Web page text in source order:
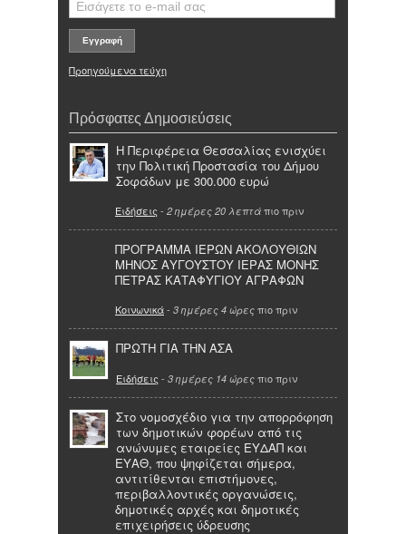
Προηγούμενα τεύχη
Πρόσφατες Δημοσιεύσεις
Η Περιφέρεια Θεσσαλίας ενισχύει
την Πολιτική Προστασία του Δήμου
Σοφάδων με 300.000 ευρώ
Ειδήσεις - 2 ημέρες 20 λεπτά πιο πριν
ΠΡΟΓΡΑΜΜΑ ΙΕΡΩΝ ΑΚΟΛΟΥΘΙΩΝ
ΜΗΝΟΣ ΑΥΓΟΥΣΤΟΥ ΙΕΡΑΣ ΜΟΝΗΣ
ΠΕΤΡΑΣ ΚΑΤΑΦΥΓΙΟΥ ΑΓΡΑΦΩΝ
Κοινωνικά- 3 ημέρες 4 ώρες πιο πριν
ΠΡΩΤΗ ΓΙΑ ΤΗΝ ΑΣΑ
Ειδήσεις - 3 ημέρες 14 ώρες πιο πριν
Στο νομοσχέδιο για την απορρόφηση
των δημοτικών φορέων από τις
ανώνυμες εταιρείες ΕΥΔΑΠ και
ΕΥΑΘ, που ψηφίζεται σήμερα,
αντιτίθενται επιστήμονες,
περιβαλλοντικές οργανώσεις,
δημοτικές αρχές και δημοτικές
επιχειρήσεις ύδρευσης